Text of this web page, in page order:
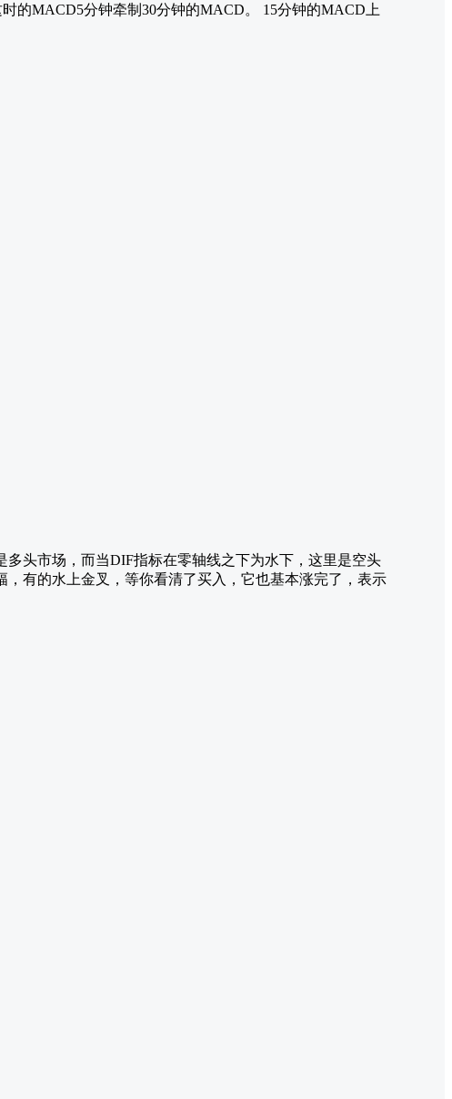
的MACD5分钟牵制30分钟的MACD。 15分钟的MACD上
头市场，而当DIF指标在零轴线之下为水下，这里是空头
有的水上金叉，等你看清了买入，它也基本涨完了，表示